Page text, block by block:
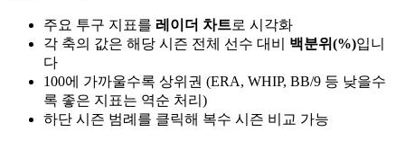
주요 투구 지표를 레이더 차트로 시각화
각 축의 값은 해당 시즌 전체 선수 대비 백분위(%)입니
다
100에 가까울수록 상위권 (ERA, WHIP, BB/9 등 낮을수
록 좋은 지표는 역순 처리)
하단 시즌 범례를 클릭해 복수 시즌 비교 가능